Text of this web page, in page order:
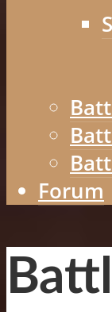
Forum